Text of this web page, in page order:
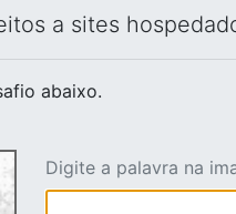
a sites
abaixo.
Digite a palavra na